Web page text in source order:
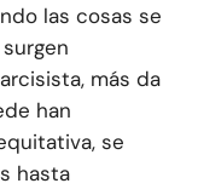
las cosas se
más da
han
se
hasta